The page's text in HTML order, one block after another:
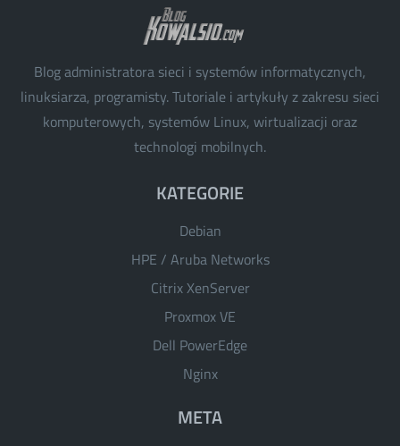
Blog administratora sieci i systemów informatycznych,
linuksiarza, programisty. Tutoriale i artykuły z zakresu sieci
komputerowych, systemów Linux, wirtualizacji oraz
technologi mobilnych.
KATEGORIE
Debian
HPE / Aruba Networks
Citrix XenServer
Proxmox VE
Dell PowerEdge
Nginx
META